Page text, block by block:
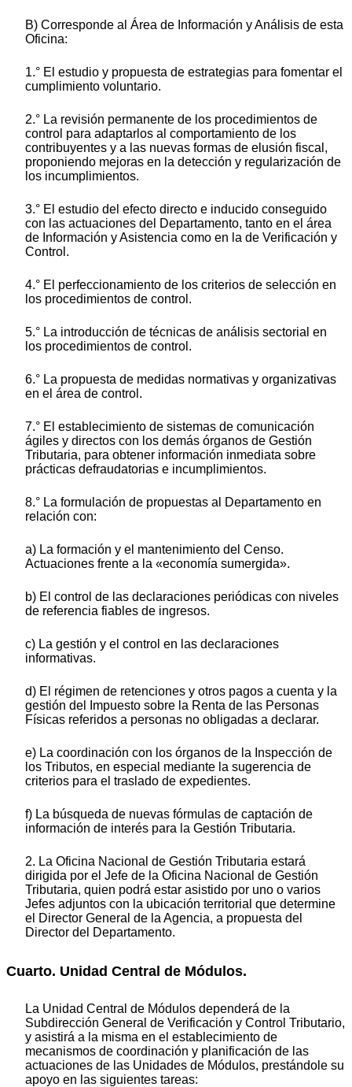
B) Corresponde al Área de Información y Análisis de esta
Oficina:
1.° El estudio y propuesta de estrategias para fomentar el
cumplimiento voluntario.
2.° La revisión permanente de los procedimientos de
control para adaptarlos al comportamiento de los
contribuyentes y a las nuevas formas de elusión fiscal,
proponiendo mejoras en la detección y regularización de
los incumplimientos.
3.° El estudio del efecto directo e inducido conseguido
con las actuaciones del Departamento, tanto en el área
de Información y Asistencia como en la de Verificación y
Control.
4.° El perfeccionamiento de los criterios de selección en
los procedimientos de control.
5.° La introducción de técnicas de análisis sectorial en
los procedimientos de control.
6.° La propuesta de medidas normativas y organizativas
en el área de control.
7.° El establecimiento de sistemas de comunicación
ágiles y directos con los demás órganos de Gestión
Tributaria, para obtener información inmediata sobre
prácticas defraudatorias e incumplimientos.
8.° La formulación de propuestas al Departamento en
relación con:
a) La formación y el mantenimiento del Censo.
Actuaciones frente a la «economía sumergida».
b) El control de las declaraciones periódicas con niveles
de referencia fiables de ingresos.
c) La gestión y el control en las declaraciones
informativas.
d) El régimen de retenciones y otros pagos a cuenta y la
gestión del Impuesto sobre la Renta de las Personas
Físicas referidos a personas no obligadas a declarar.
e) La coordinación con los órganos de la Inspección de
los Tributos, en especial mediante la sugerencia de
criterios para el traslado de expedientes.
f) La búsqueda de nuevas fórmulas de captación de
información de interés para la Gestión Tributaria.
2. La Oficina Nacional de Gestión Tributaria estará
dirigida por el Jefe de la Oficina Nacional de Gestión
Tributaria, quien podrá estar asistido por uno o varios
Jefes adjuntos con la ubicación territorial que determine
el Director General de la Agencia, a propuesta del
Director del Departamento.
Cuarto. Unidad Central de Módulos.
La Unidad Central de Módulos dependerá de la
Subdirección General de Verificación y Control Tributario,
y asistirá a la misma en el establecimiento de
mecanismos de coordinación y planificación de las
actuaciones de las Unidades de Módulos, prestándole su
apoyo en las siguientes tareas: